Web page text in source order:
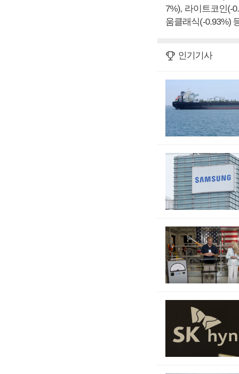
7%), 라이트코인(-
움클래식(-0.93%)
인기기사